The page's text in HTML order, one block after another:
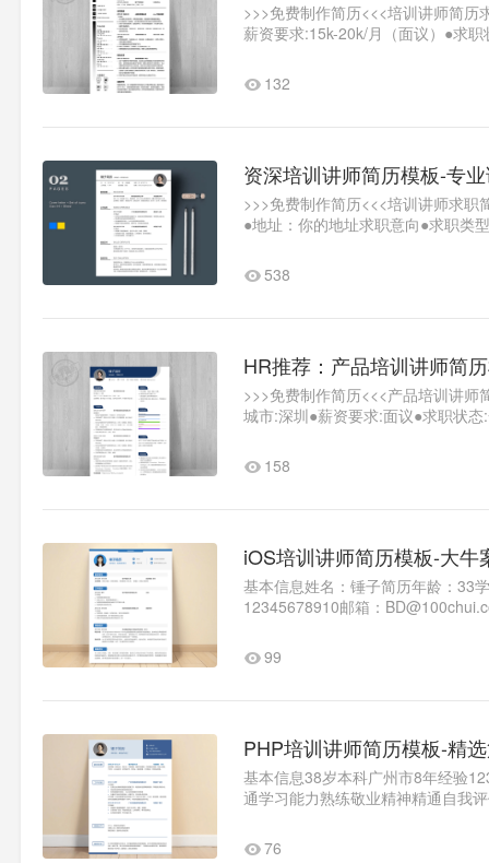
>>>免费制作简历<<<培训讲师简
薪资要求:15k-20k/月（面议）●求
132
资深培训讲师简历模板-专
>>>免费制作简历<<<培训讲师求
●地址：你的地址求职意向●求职类
538
HR推荐：产品培训讲师简
>>>免费制作简历<<<产品培训讲
城市:深圳●薪资要求:面议●求职状
158
iOS培训讲师简历模板-大牛
基本信息姓名：锤子简历年龄：33
12345678910邮箱：
99
PHP培训讲师简历模板-精
基本信息38岁本科广州市8年经验
通学习能力熟练敬业精神精通自我
76